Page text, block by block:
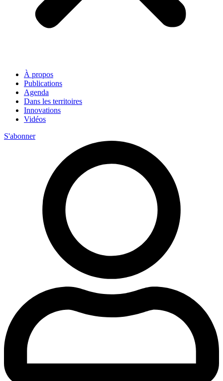
À propos
Publications
Agenda
Dans les territoires
Innovations
Vidéos
S'abonner